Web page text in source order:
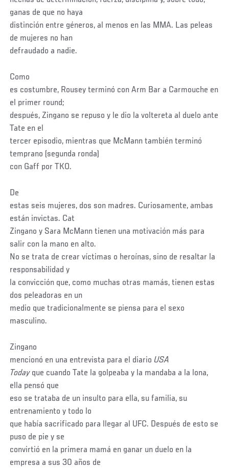
ganas de que no haya
distinción entre géneros, al menos en las MMA. Las peleas
de mujeres no han
defraudado a nadie.
Como
es costumbre, Rousey terminó con Arm Bar a Carmouche en
el primer round;
después, Zingano se repuso y le dio la voltereta al duelo ante
Tate en el
tercer episodio, mientras que McMann también terminó
temprano (segunda ronda)
con Gaff por TKO.
De
estas seis mujeres, dos son madres. Curiosamente, ambas
están invictas. Cat
Zingano y Sara McMann tienen una motivación más para
salir con la mano en alto.
No se trata de crear víctimas o heroínas, sino de resaltar la
responsabilidad y
la convicción que, como muchas otras mamás, tienen estas
dos peleadoras en un
medio que tradicionalmente se piensa para el sexo
masculino.
Zingano
mencionó en una entrevista para el diario USA
Today que cuando Tate la golpeaba y la mandaba a la lona,
ella pensó que
eso se trataba de un insulto para ella, su familia, su
entrenamiento y todo lo
que había sacrificado para llegar al UFC. Después de esto se
puso de pie y se
convirtió en la primera mamá en ganar un duelo en la
empresa a sus 30 años de